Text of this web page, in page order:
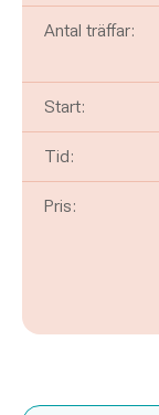
Antal träffar:
Start:
Tid:
Pris: